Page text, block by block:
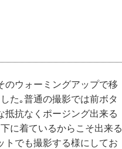
のウォーミングアップで移
た｡普通の撮影では前ボタ
抵抗なくポージング出来る
に着ているからこそ出来る
トでも撮影する様にしてお